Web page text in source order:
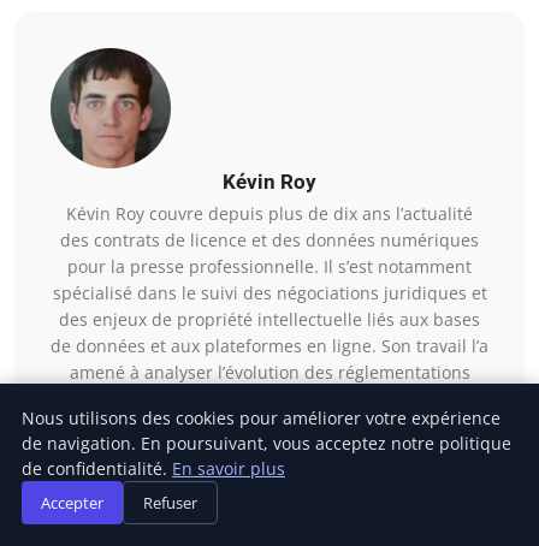
Kévin Roy
Kévin Roy couvre depuis plus de dix ans l’actualité
des contrats de licence et des données numériques
pour la presse professionnelle. Il s’est notamment
spécialisé dans le suivi des négociations juridiques et
des enjeux de propriété intellectuelle liés aux bases
de données et aux plateformes en ligne. Son travail l’a
amené à analyser l’évolution des réglementations
Voir tous les articles →
Nous utilisons des cookies pour améliorer votre expérience
de navigation. En poursuivant, vous acceptez notre politique
de confidentialité. En savoir plus
Accepter Refuser